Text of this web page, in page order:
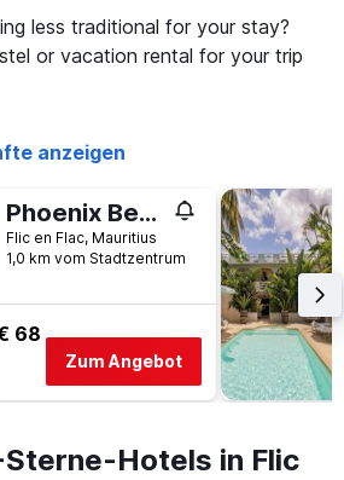
less traditional for your stay?
or vacation rental for your trip
anzeigen
Phoenix Beach
Flic en Flac, Mauritius
1,0 km vom Stadtzentrum
68
Zum Angebot
Hotels in Flic